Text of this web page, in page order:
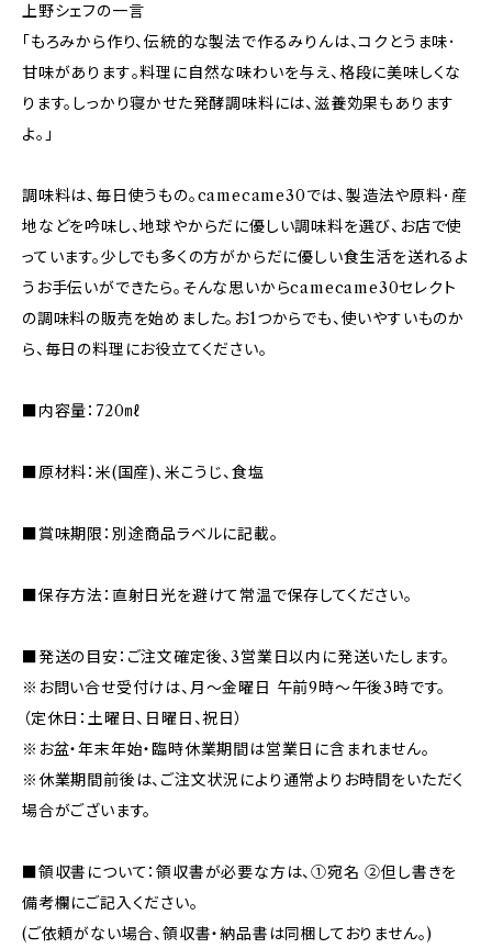
上野シェフの一言
「もろみから作り、伝統的な製法で作るみりんは、コクとうま味･
甘味があります｡料理に自然な味わいを与え、格段に美味しくな
ります。しっかり寝かせた発酵調味料には、滋養効果もあります
よ。｣
調味料は、毎日使うもの。camecame30では、製造法や原料･産
地などを吟味し、地球やからだに優しい調味料を選び、お店で使
っています。少しでも多くの方がからだに優しい食生活を送れるよ
うお手伝いができたら。そんな思いからcamecame30セレクト
の調味料の販売を始めました。お1つからでも、使いやすいものか
ら、毎日の料理にお役立てください。
■内容量：720㎖
■原材料：米(国産)､米こうじ、食塩
■賞味期限：別途商品ラベルに記載。
■保存方法：直射日光を避けて常温で保存してください。
■発送の目安：ご注文確定後、3営業日以内に発送いたします。
※お問い合せ受付けは、月～金曜日 午前9時～午後3時です。
（定休日：土曜日、日曜日、祝日）
※お盆・年末年始・臨時休業期間は営業日に含まれません。
※休業期間前後は、ご注文状況により通常よりお時間をいただく
場合がございます。
■領収書について：領収書が必要な方は、①宛名 ②但し書きを
備考欄にご記入ください。
(ご依頼がない場合、領収書・納品書は同梱しておりません｡)